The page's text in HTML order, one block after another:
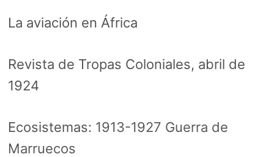
La aviación en África
Revista de Tropas Coloniales, abril de
1924
Ecosistemas: 1913-1927 Guerra de
Marruecos